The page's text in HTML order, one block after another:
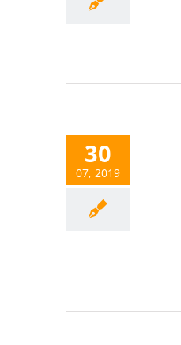
30
07, 2019